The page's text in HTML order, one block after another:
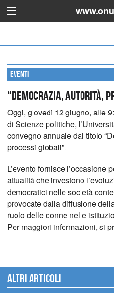
Eventi
“Democrazia, autorità,
Oggi, giovedì 12 giugno, alle
di Scienze politiche,
convegno annuale dal titolo
processi globali”.
L’evento fornisce l’occasione
attualità che investono
democratici nelle società
provocate dalla diffusione
ruolo delle donne nelle
Per maggiori informazioni, si
Altri articoli